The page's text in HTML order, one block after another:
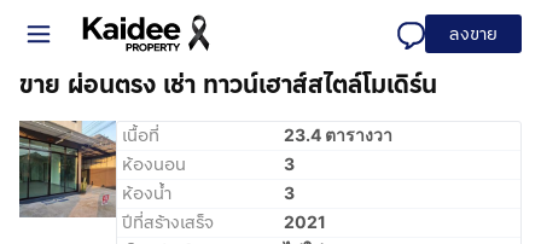
ลงขาย
ขาย ผ่อนตรง เช่า ทาวน์เฮาส์สไตล์โมเดิร์น
เนื้อที่ 23.4 ตารางวา
ห้องนอน 3
ห้องน้ำ 3
ปีที่สร้างเสร็จ 2021